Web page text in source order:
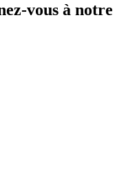
vous à notre